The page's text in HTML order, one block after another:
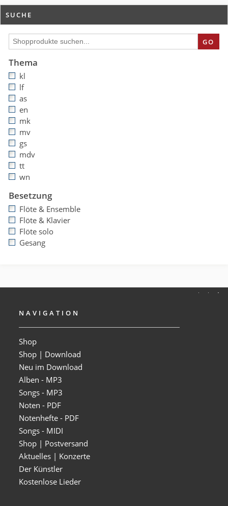
SUCHE
GO
Thema
kl
lf
as
en
mk
mv
gs
mdv
tt
wn
Besetzung
Flöte & Ensemble
Flöte & Klavier
Flöte solo
Gesang
NAVIGATION
Shop
Shop | Download
Neu im Download
Alben - MP3
Songs - MP3
Noten - PDF
Notenhefte - PDF
Songs - MIDI
Shop | Postversand
Aktuelles | Konzerte
Der Künstler
Kostenlose Lieder